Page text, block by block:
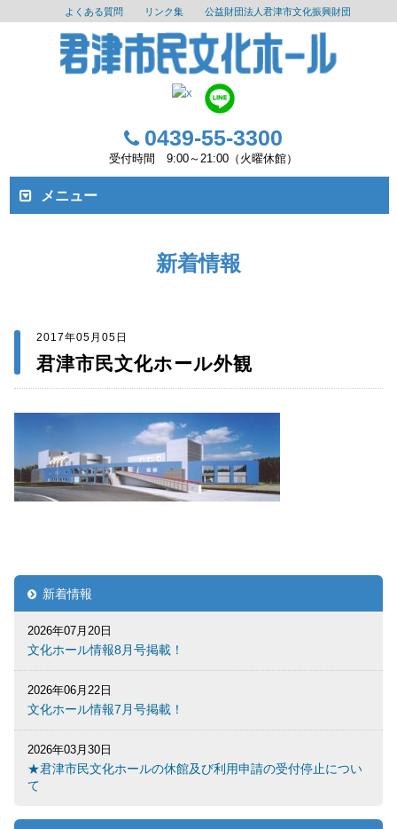
よくある質問 リンク集 公益財団法人君津市文化振興財団
0439-55-3300
受付時間 9:00～21:00（火曜休館）
メニュー
新着情報
2017年05月05日
君津市民文化ホール外観
新着情報
2026年07月20日
文化ホール情報8月号掲載！
2026年06月22日
文化ホール情報7月号掲載！
2026年03月30日
★君津市民文化ホールの休館及び利用申請の受付停止につい
て